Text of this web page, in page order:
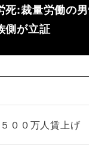
死:裁量労働の
側が立証
００万人賃上げ